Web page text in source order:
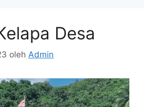
Desa
oleh Admin